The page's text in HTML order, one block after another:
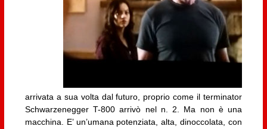
arrivata a sua volta dal futuro, proprio come il terminator
Schwarzenegger T-800 arrivò nel n. 2. Ma non è una
macchina. E’ un’umana potenziata, alta, dinoccolata, con